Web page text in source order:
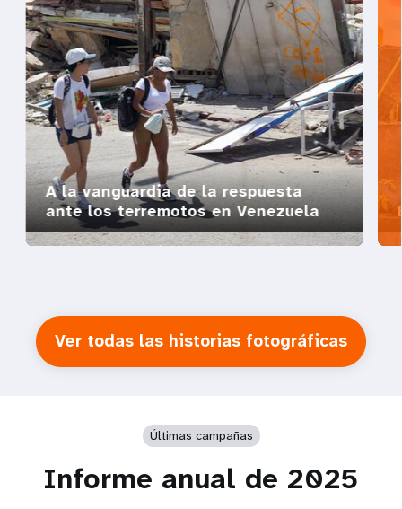
A la vanguardia de la respuesta
ante los terremotos en Venezuela
Ver todas las historias fotográficas
Últimas campañas
Informe anual de 2025